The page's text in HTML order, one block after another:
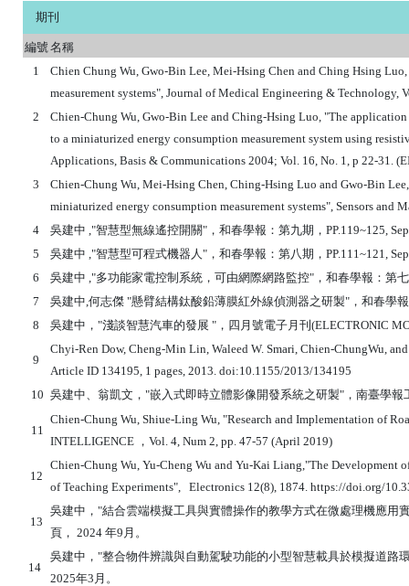
期刊
編號名稱
1
Chien Chung Wu, Gwo-Bin Lee, Mei-Hsing Chen and Ching Hsing
measurement systems", Journal of Medical Engineering & Technology,
2
Chien-Chung Wu, Gwo-Bin Lee and Ching-Hsing Luo, "The
to a miniaturized energy consumption measurement system using
Applications, Basis & Communications 2004; Vol. 16, No. 1, p 22-31.
3
Chien-Chung Wu, Mei-Hsing Chen, Ching-Hsing Luo and Gwo-Bin
miniaturized energy consumption measurement systems", Sensors and
4
吳建中 ,"智慧型無線遙控開關"，和春學報：第九期，PP.119~125,
5
吳建中 ,"智慧型可程式機器人"，和春學報：第八期，PP.111~121,
6
吳建中 ,"多功能家電控制系統，可由網際網路監控"，和春學報：第七
7
吳建中,何志傑 "懸臂結構鈦酸鉛薄膜紅外線偵測器之研製"，和春學
8
吳建中，"淺談智慧汽車的發展 "，四月號電子月刊(ELECTRONIC
9
Chyi-Ren Dow, Cheng-Min Lin, Waleed W. Smari, Chien-ChungWu,
Article ID 134195, 1 pages, 2013. doi:10.1155/2013/134195
10 吳建中、翁凱文，"嵌入式即時立體影像開發系統之研製"，南臺學報
11
Chien-Chung Wu, Shiue-Ling Wu, "Research and Implementation of
INTELLIGENCE ，Vol. 4, Num 2, pp. 47-57 (April 2019)
12
Chien-Chung Wu, Yu-Cheng Wu and Yu-Kai Liang,"The Development
of Teaching Experiments", Electronics 12(8), 1874. https://doi.org/
13
吳建中，"結合雲端模擬工具與實體操作的教學方式在微處理機應用
頁， 2024 年9月。
14
吳建中，"整合物件辨識與自動駕駛功能的小型智慧載具於模擬道路
2025年3月。